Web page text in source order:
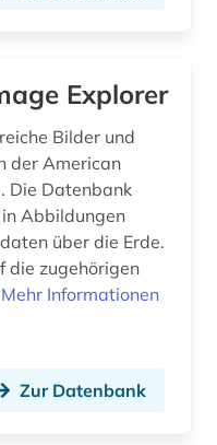
informationswissenschaft (1)
ingenieurwissenschaften (2)
Explorer
Bilder und
der American
Die Datenbank
Abbildungen
über die Erde.
die zugehörigen
Mehr Informationen
Zur Datenbank